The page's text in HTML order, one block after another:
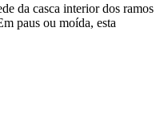
da casca interior dos ramos
paus ou moída, esta